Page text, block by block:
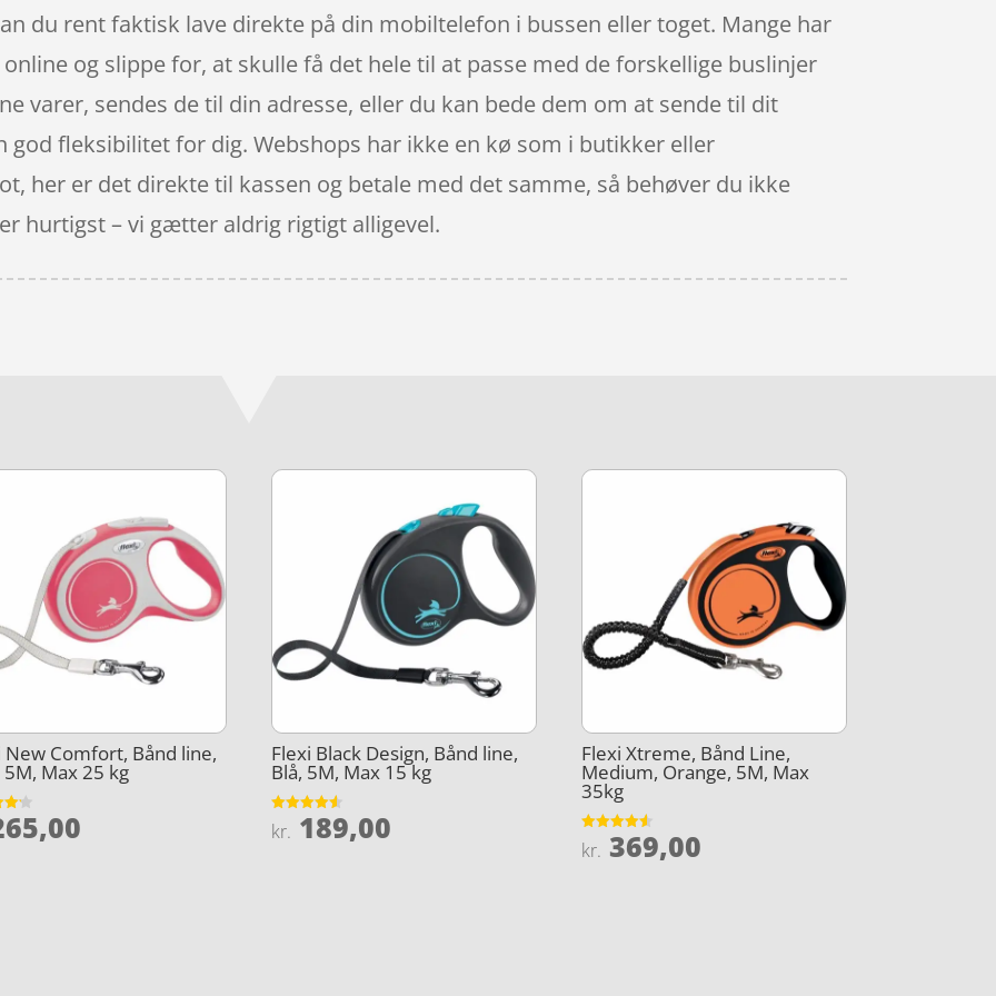
du rent faktisk lave direkte på din mobiltelefon i bussen eller toget. Mange har
og slippe for, at skulle få det hele til at passe med de forskellige buslinjer
varer, sendes de til din adresse, eller du kan bede dem om at sende til dit
god fleksibilitet for dig. Webshops har ikke en kø som i butikker eller
her er det direkte til kassen og betale med det samme, så behøver du ikke
hurtigst – vi gætter aldrig rigtigt alligevel.
New Comfort, Bånd line,
5M, Max 25 kg
Flexi Black Design, Bånd line,
Blå, 5M, Max 15 kg
Vurderet
4.5
kr. 189,00
Flexi Xtreme, Bånd Line,
Medium, Orange, 5M, Max
35kg
Vurderet
4.5
kr. 369,00